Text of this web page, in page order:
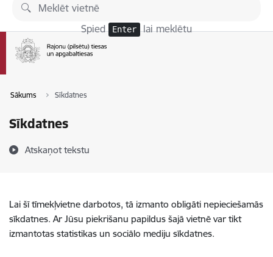
Pāriet uz lapas saturu
Spied Enter lai meklētu
Sākums Sīkdatnes
Sīkdatnes
Atskaņot tekstu
Lai šī tīmekļvietne darbotos, tā izmanto obligāti nepieciešamās
sīkdatnes. Ar Jūsu piekrišanu papildus šajā vietnē var tikt
izmantotas statistikas un sociālo mediju sīkdatnes.